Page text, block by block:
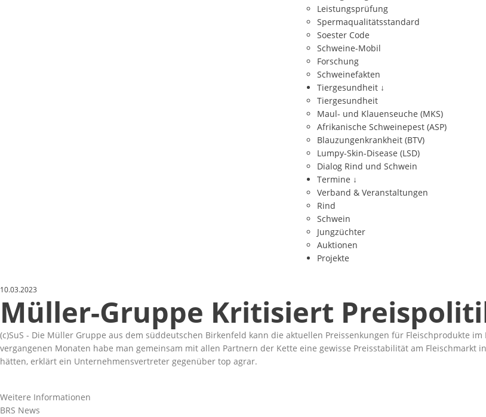
Leistungsprüfung
Spermaqualitätsstandard
Soester Code
Schweine-Mobil
Forschung
Schweinefakten
Tiergesundheit ↓
Tiergesundheit
Maul- und Klauenseuche (MKS)
Afrikanische Schweinepest (ASP)
Blauzungenkrankheit (BTV)
Lumpy-Skin-Disease (LSD)
Dialog Rind und Schwein
Termine ↓
Verband & Veranstaltungen
Rind
Schwein
Jungzüchter
Auktionen
Projekte
10.03.2023
Müller-Gruppe Kritisiert
(c)SuS - Die Müller Gruppe aus dem süddeutschen Birkenfeld kann die aktuellen Preissenkungen für Fleischprodukte
vergangenen Monaten habe man gemeinsam mit allen Partnern der Kette eine gewisse Preisstabilität am
hätten, erklärt ein Unternehmensvertreter gegenüber top agrar.
Weitere Informationen
BRS News